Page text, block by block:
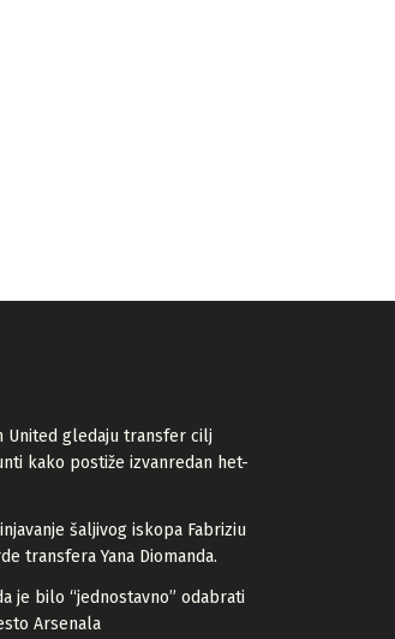
United gledaju transfer cilj
kako postiže izvanredan het-
šaljivog iskopa Fabriziu
transfera Yana Diomanda.
je bilo “jednostavno” odabrati
Arsenala